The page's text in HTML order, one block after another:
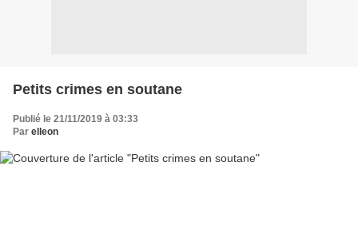
Petits crimes en soutane
Publié le 21/11/2019 à 03:33
Par elleon